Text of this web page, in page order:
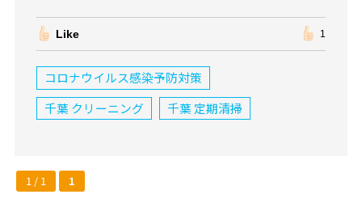
Like 1
コロナウイルス感染予防対策
千葉 クリーニング
千葉 定期清掃
1 / 1 1